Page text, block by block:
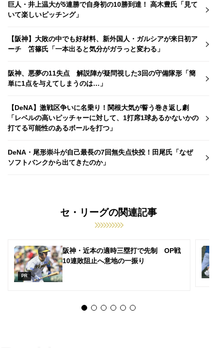
巨人・井上温大が5連勝で自身初の10勝到達！ 高木豊氏「見て
いて楽しいピッチング」
【阪神】大敗の中でも好材料、新外国人・ガルシアが来日初ア
ーチ 笘篠氏「一本出ると気分がガラっと変わる」
阪神、悪夢の11失点 解説陣が疑問視した3回の守備隊形「簡
単に1点を与えてしまうのは…」
【DeNA】激戦区争いに名乗り！関根大気が誓う巻き返し劇
「レベルの高いピッチャーに対して、1打席1球あるかないかの
打てる可能性のあるボールを打つ」
DeNA・尾形崇斗が自己最長の7回無失点快投！田尾氏「なぜ
ソフトバンクから出てきたのか」
セ・リーグの関連記事
阪神・近本の適時三塁打で先制 OP戦
10連敗阻止へ意地の一振り